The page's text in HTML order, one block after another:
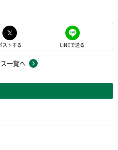
ストする LINEで送る
一覧へ